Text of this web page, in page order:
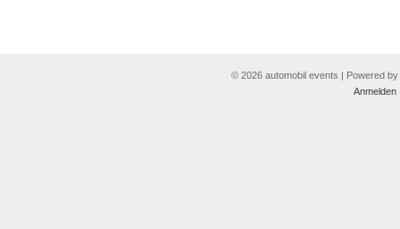
© 2026 automobil events | Powered by
Anmelden|